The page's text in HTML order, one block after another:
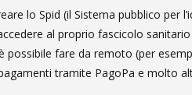
lo Spid (il Sistema pubblico per
al proprio fascicolo
possibile fare da remoto (per
tramite PagoPa e molto